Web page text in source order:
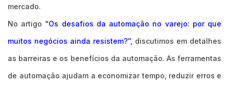
mercado.
No artigo “Os desafios da automação no varejo: por que
muitos negócios ainda resistem?”, discutimos em detalhes
as barreiras e os benefícios da automação. As ferramentas
de automação ajudam a economizar tempo, reduzir erros e